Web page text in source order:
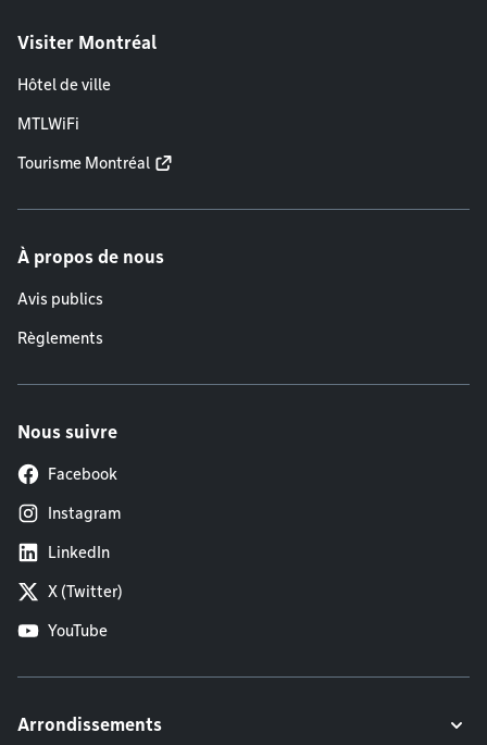
Visiter Montréal
Hôtel de ville
MTLWiFi
Tourisme Montréal
À propos de nous
Avis publics
Règlements
Nous suivre
Facebook
Instagram
LinkedIn
X (Twitter)
YouTube
Arrondissements